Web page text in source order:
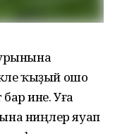
ҡыҙый ошо
ине. Уға
ниңәлер яуап